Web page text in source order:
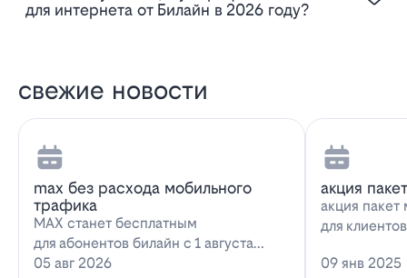
для интернета от Билайн в 2026 году?
свежие новости
max без расхода мобильного
трафика
MAX станет бесплатным
для абонентов билайн с 1 августа
2026 года использование
05 авг 2026
акция
акция пакет
для
09 янв 2025